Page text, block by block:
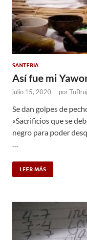
SANTERIA
Así fue mi
julio 15, 2020 - por
Se dan golpes de
«Sacrificios que se
negro para poder
LEER MÁS